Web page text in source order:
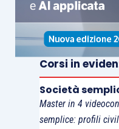
Corsi in
Società
Master in 4
semplice: profili